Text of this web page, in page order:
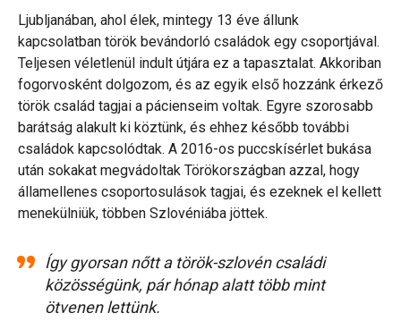
Ljubljanában, ahol élek, mintegy 13 éve állunk
kapcsolatban török bevándorló családok egy csoportjával.
Teljesen véletlenül indult útjára ez a tapasztalat. Akkoriban
fogorvosként dolgozom, és az egyik első hozzánk érkező
török család tagjai a pácienseim voltak. Egyre szorosabb
barátság alakult ki köztünk, és ehhez később további
családok kapcsolódtak. A 2016-os puccskísérlet bukása
után sokakat megvádoltak Törökországban azzal, hogy
államellenes csoportosulások tagjai, és ezeknek el kellett
menekülniük, többen Szlovéniába jöttek.
Így gyorsan nőtt a török-szlovén családi
közösségünk, pár hónap alatt több mint
ötvenen lettünk.